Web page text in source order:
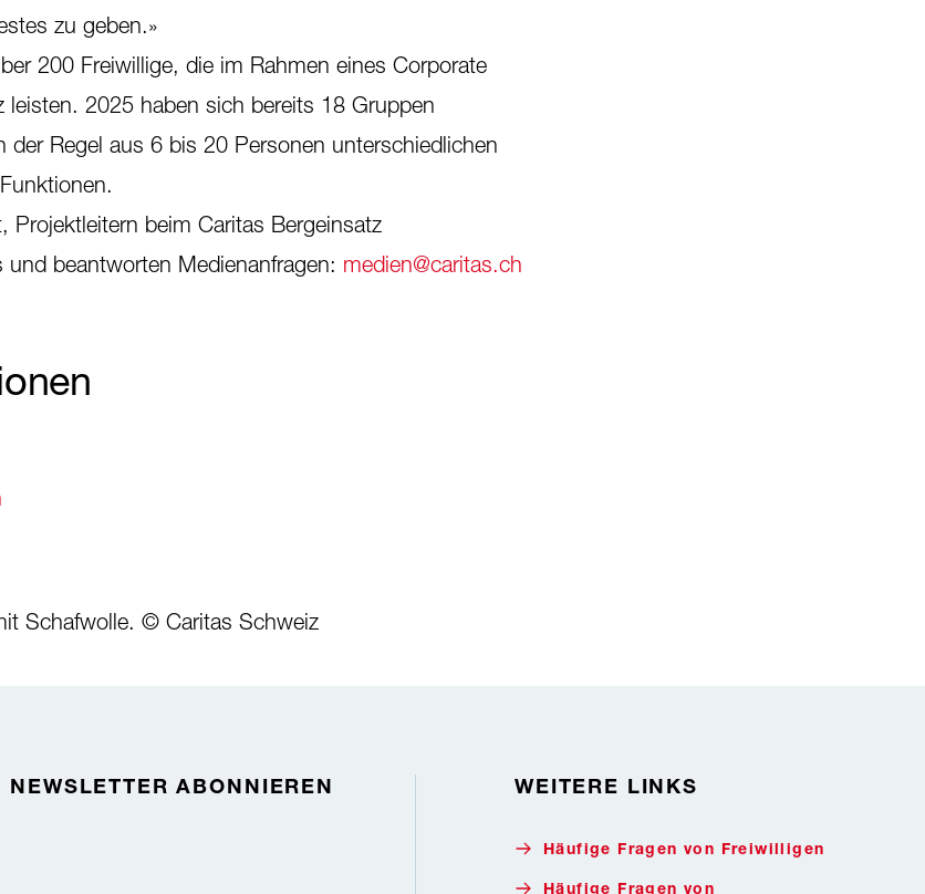
zu geben.»
200 Freiwillige, die im Rahmen eines Corporate
leisten. 2025 haben sich bereits 18 Gruppen
der Regel aus 6 bis 20 Personen unterschiedlichen
Projektleitern beim Caritas Bergeinsatz
beantworten Medienanfragen: medien@caritas.ch
Schafwolle. © Caritas Schweiz
NEWSLETTER ABONNIEREN WEITERE LINKS
Häufige Fragen von Freiwilligen